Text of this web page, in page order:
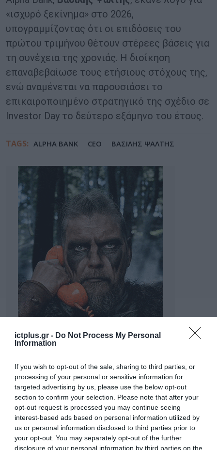
ictplus.gr - Do Not Process My Personal
Information
If you wish to opt-out of the sale, sharing to third parties, or
processing of your personal or sensitive information for
targeted advertising by us, please use the below opt-out
section to confirm your selection. Please note that after your
opt-out request is processed you may continue seeing
interest-based ads based on personal information utilized by
us or personal information disclosed to third parties prior to
your opt-out. You may separately opt-out of the further
disclosure of your personal information by third parties on the
«ισχυρό ξεκίνημα» στο 2026,
υπογραμμίζοντας ότι οι επιδόσεις του
πρώτου τριμήνου θέτουν στέρεες βάσεις για
τη συνέχεια της χρονιάς. Η διοίκηση
επαναβεβαίωσε τους ετήσιους στόχους της,
ενώ αναμένεται να παρουσιάσει το
επικαιροποιημένο στρατηγικό της σχέδιο σε
Investor Day το δεύτερο εξάμηνο του έτους.
TAGS: ALPHA BANK CEO ΒΑΣΙΛΗΣ ΨΑΛΤΗΣ